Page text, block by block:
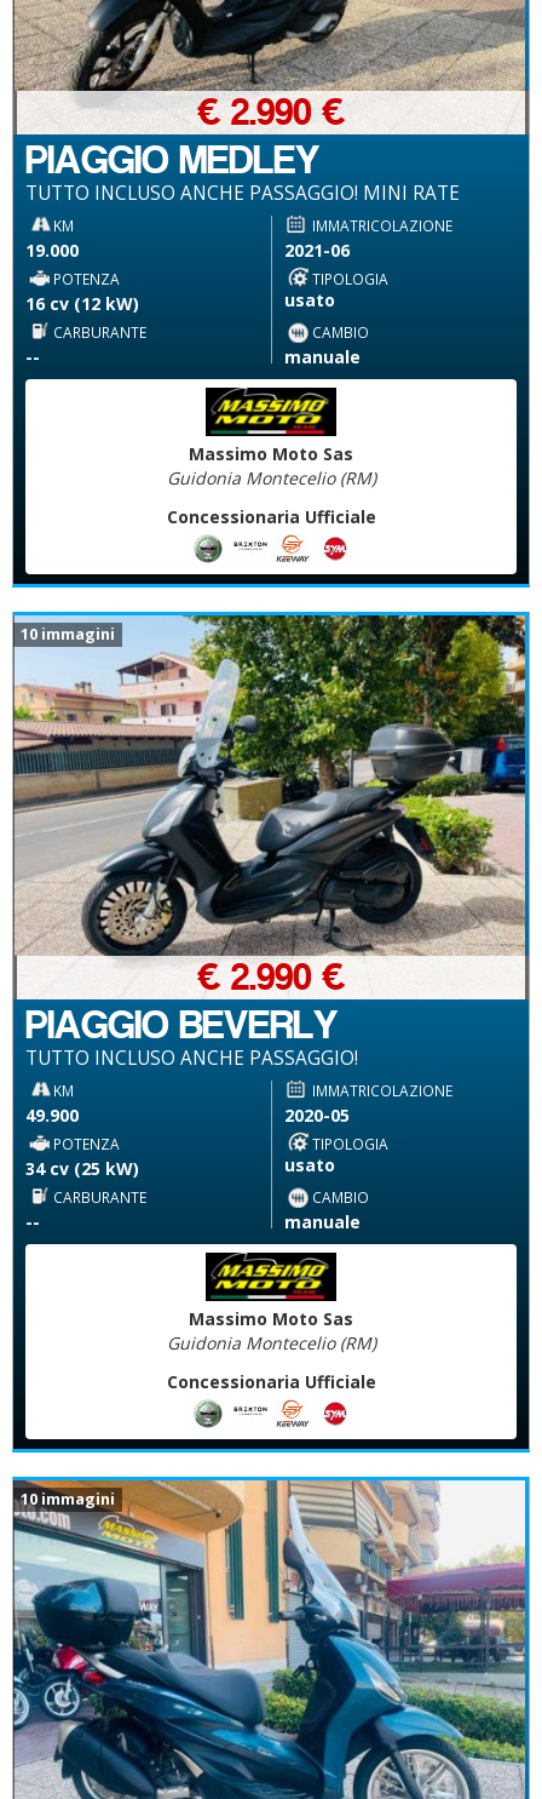
PIAGGIO MEDLEY
TUTTO INCLUSO ANCHE PASSAGGIO! MINI RATE
€ 2.990 €
KM
19.000
IMMATRICOLAZIONE
2021-06
POTENZA
16 cv (12 kW)
TIPOLOGIA
usato
CARBURANTE
--
CAMBIO
manuale
Massimo Moto Sas
Guidonia Montecelio (RM)
Concessionaria Ufficiale
10 immagini
PIAGGIO BEVERLY
TUTTO INCLUSO ANCHE PASSAGGIO!
€ 2.990 €
KM
49.900
IMMATRICOLAZIONE
2020-05
POTENZA
34 cv (25 kW)
TIPOLOGIA
usato
CARBURANTE
--
CAMBIO
manuale
Massimo Moto Sas
Guidonia Montecelio (RM)
Concessionaria Ufficiale
10 immagini